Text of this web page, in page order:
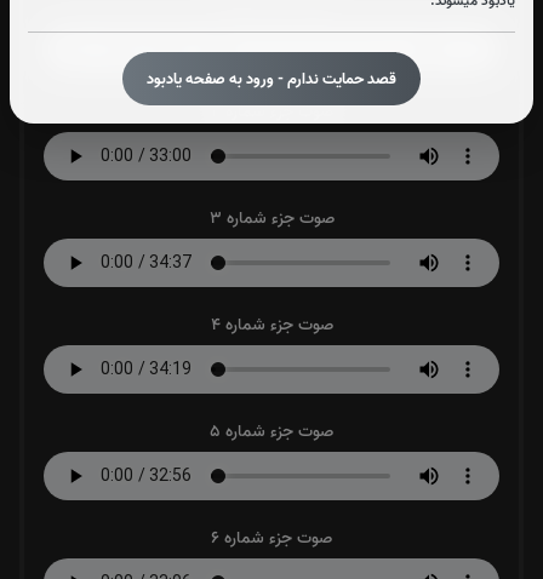
قصد حمایت ندارم - ورود به صفحه یادبود
صوت جزء شماره 2
صوت جزء شماره 3
صوت جزء شماره 4
صوت جزء شماره 5
صوت جزء شماره 6